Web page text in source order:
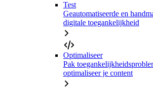
Test
Geautomatiseerde en
digitale toegankelijkheid
Optimaliseer
Pak
optimaliseer je content